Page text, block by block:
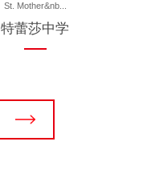
St. Mother&nb...
特蕾莎中学